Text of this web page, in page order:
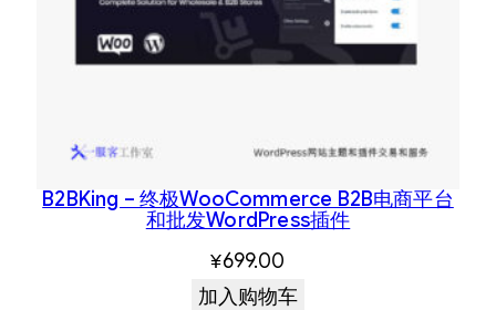
B2BKing – 终极WooCommerce B2B电商平台
和批发WordPress插件
¥699.00
加入购物车